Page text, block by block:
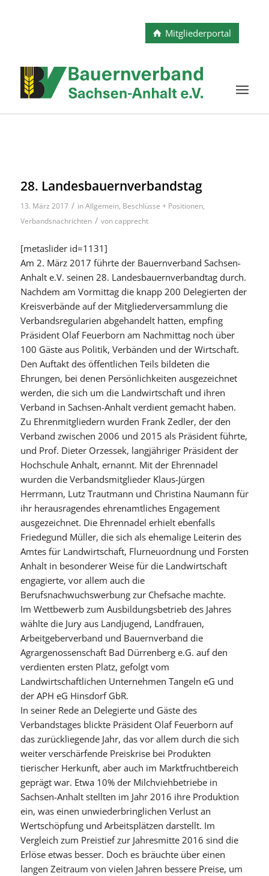
Mitgliederportal
28. Landesbauernverbandstag
13. März 2017 / inAllgemein, Beschlüsse + Positionen,
Verbandsnachrichten / voncapprecht
[metaslider id=1131]
Am 2. März 2017 führte der Bauernverband Sachsen-
Anhalt e.V. seinen 28. Landesbauernverbandtag durch.
Nachdem am Vormittag die knapp 200 Delegierten der
Kreisverbände auf der Mitgliederversammlung die
Verbandsregularien abgehandelt hatten, empfing
Präsident Olaf Feuerborn am Nachmittag noch über
100 Gäste aus Politik, Verbänden und der Wirtschaft.
Den Auftakt des öffentlichen Teils bildeten die
Ehrungen, bei denen Persönlichkeiten ausgezeichnet
werden, die sich um die Landwirtschaft und ihren
Verband in Sachsen-Anhalt verdient gemacht haben.
Zu Ehrenmitgliedern wurden Frank Zedler, der den
Verband zwischen 2006 und 2015 als Präsident führte,
und Prof. Dieter Orzessek, langjähriger Präsident der
Hochschule Anhalt, ernannt. Mit der Ehrennadel
wurden die Verbandsmitglieder Klaus-Jürgen
Herrmann, Lutz Trautmann und Christina Naumann für
ihr herausragendes ehrenamtliches Engagement
ausgezeichnet. Die Ehrennadel erhielt ebenfalls
Friedegund Müller, die sich als ehemalige Leiterin des
Amtes für Landwirtschaft, Flurneuordnung und Forsten
Anhalt in besonderer Weise für die Landwirtschaft
engagierte, vor allem auch die
Berufsnachwuchswerbung zur Chefsache machte.
Im Wettbewerb zum Ausbildungsbetrieb des Jahres
wählte die Jury aus Landjugend, Landfrauen,
Arbeitgeberverband und Bauernverband die
Agrargenossenschaft Bad Dürrenberg e.G. auf den
verdienten ersten Platz, gefolgt vom
Landwirtschaftlichen Unternehmen Tangeln eG und
der APH eG Hinsdorf GbR.
In seiner Rede an Delegierte und Gäste des
Verbandstages blickte Präsident Olaf Feuerborn auf
das zurückliegende Jahr, das vor allem durch die sich
weiter verschärfende Preiskrise bei Produkten
tierischer Herkunft, aber auch im Marktfruchtbereich
geprägt war. Etwa 10% der Milchviehbetriebe in
Sachsen-Anhalt stellten im Jahr 2016 ihre Produktion
ein, was einen unwiederbringlichen Verlust an
Wertschöpfung und Arbeitsplätzen darstellt. Im
Vergleich zum Preistief zur Jahresmitte 2016 sind die
Erlöse etwas besser. Doch es bräuchte über einen
langen Zeitraum von vielen Jahren bessere Preise, um